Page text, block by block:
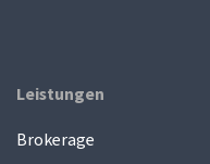
Leistungen
Brokerage